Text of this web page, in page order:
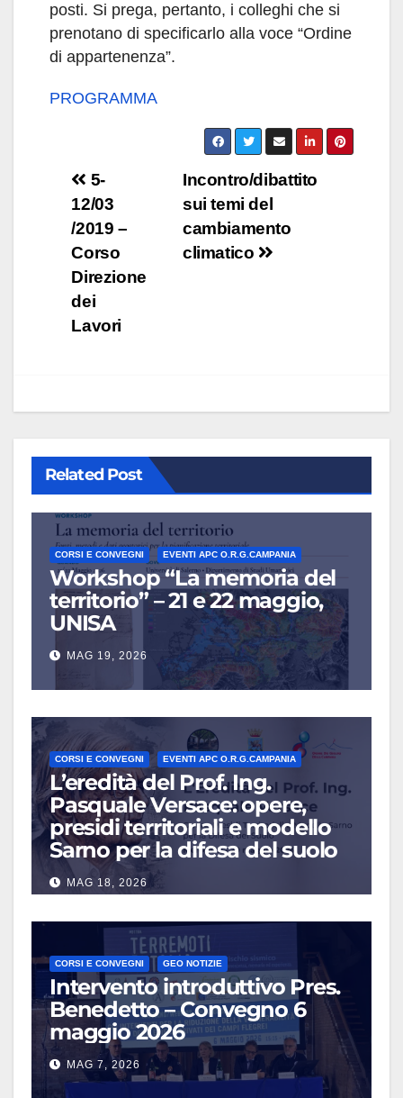
posti. Si prega, pertanto, i colleghi che si
prenotano di specificarlo alla voce “Ordine
di appartenenza”.
PROGRAMMA
Navigazione
articoli
Incontro/dibattito
sui temi del
cambiamento
climatico
5-
12/03
/2019 –
Corso
Direzione
dei
Lavori
Related Post
CORSI E CONVEGNI EVENTI APC O.R.G.CAMPANIA
Workshop “La memoria del
territorio” – 21 e 22 maggio,
UNISA
MAG 19, 2026
CORSI E CONVEGNI EVENTI APC O.R.G.CAMPANIA
L’eredità del Prof. Ing.
Pasquale Versace: opere,
presidi territoriali e modello
Sarno per la difesa del suolo
MAG 18, 2026
CORSI E CONVEGNI GEO NOTIZIE
Intervento introduttivo Pres.
Benedetto – Convegno 6
maggio 2026
MAG 7, 2026